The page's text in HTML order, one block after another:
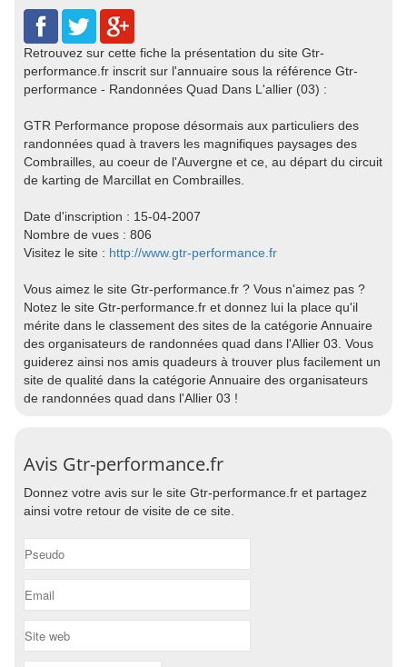
Retrouvez sur cette fiche la présentation du site Gtr-
performance.fr inscrit sur l'annuaire sous la référence Gtr-
performance - Randonnées Quad Dans L'allier (03) :
GTR Performance propose désormais aux particuliers des
randonnées quad à travers les magnifiques paysages des
Combrailles, au coeur de l'Auvergne et ce, au départ du circuit
de karting de Marcillat en Combrailles.
Date d'inscription : 15-04-2007
Nombre de vues : 806
Visitez le site : http://www.gtr-performance.fr
Vous aimez le site Gtr-performance.fr ? Vous n'aimez pas ?
Notez le site Gtr-performance.fr et donnez lui la place qu'il
mérite dans le classement des sites de la catégorie Annuaire
des organisateurs de randonnées quad dans l'Allier 03. Vous
guiderez ainsi nos amis quadeurs à trouver plus facilement un
site de qualité dans la catégorie Annuaire des organisateurs
de randonnées quad dans l'Allier 03 !
Avis Gtr-performance.fr
Donnez votre avis sur le site Gtr-performance.fr et partagez
ainsi votre retour de visite de ce site.